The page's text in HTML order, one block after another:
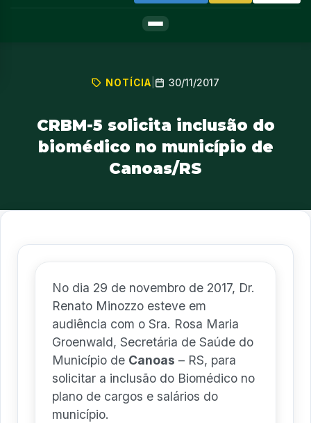
NOTÍCIA 30/11/2017
CRBM-5 solicita inclusão do
biomédico no município de
Canoas/RS
No dia 29 de novembro de 2017, Dr.
Renato Minozzo esteve em
audiência com o Sra. Rosa Maria
Groenwald, Secretária de Saúde do
Município de Canoas – RS, para
solicitar a inclusão do Biomédico no
plano de cargos e salários do
município.